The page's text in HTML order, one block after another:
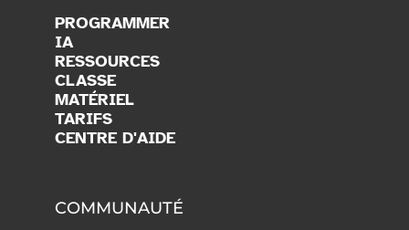
PROGRAMMER
IA
RESSOURCES
CLASSE
MATÉRIEL
TARIFS
CENTRE D'AIDE
COMMUNAUTÉ